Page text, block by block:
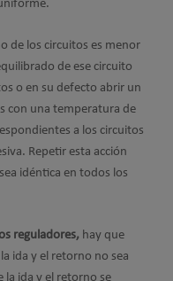
de los circuitos es menor
de ese circuito
o en su defecto abrir un
con una temperatura de
a los circuitos
Repetir esta acción
idéntica en todos los
reguladores, hay que
ida y el retorno no sea
la ida y el retorno se